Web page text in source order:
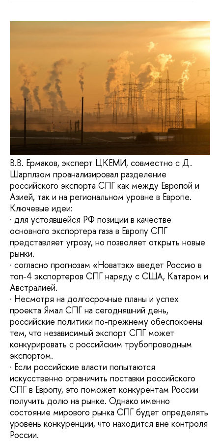
В.В. Ермаков, эксперт ЦКЕМИ, совместно с Д.
Шарплзом проанализировал разделение
российского экспорта СПГ как между Европой и
Азией, так и на региональном уровне в Европе.
Ключевые идеи:
· для устоявшейся РФ позиции в качестве
основного экспортера газа в Европу СПГ
представляет угрозу, но позволяет открыть новые
рынки.
· согласно прогнозам «Новатэк» введет Россию в
топ-4 экспортеров СПГ наряду с США, Катаром и
Австралией.
· Несмотря на долгосрочные планы и успех
проекта Ямал СПГ на сегодняшний день,
российские политики по-прежнему обеспокоены
тем, что независимый экспорт СПГ может
конкурировать с российским трубопроводным
экспортом.
· Если российские власти попытаются
искусственно ограничить поставки российского
СПГ в Европу, это поможет конкурентам России
получить долю на рынке. Однако именно
состояние мирового рынка СПГ будет определять
уровень конкуренции, что находится вне контроля
России.